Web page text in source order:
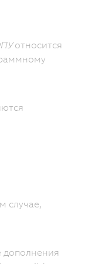
относится
случае,